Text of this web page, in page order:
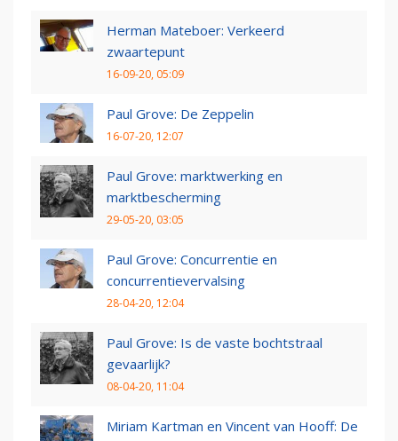
Herman Mateboer: Verkeerd
zwaartepunt
16-09-20, 05:09
Paul Grove: De Zeppelin
16-07-20, 12:07
Paul Grove: marktwerking en
marktbescherming
29-05-20, 03:05
Paul Grove: Concurrentie en
concurrentievervalsing
28-04-20, 12:04
Paul Grove: Is de vaste bochtstraal
gevaarlijk?
08-04-20, 11:04
Miriam Kartman en Vincent van Hooff: De